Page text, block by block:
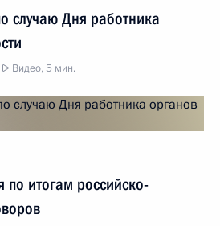
случаю Дня работника
Видео, 5 мин.
по итогам российско-